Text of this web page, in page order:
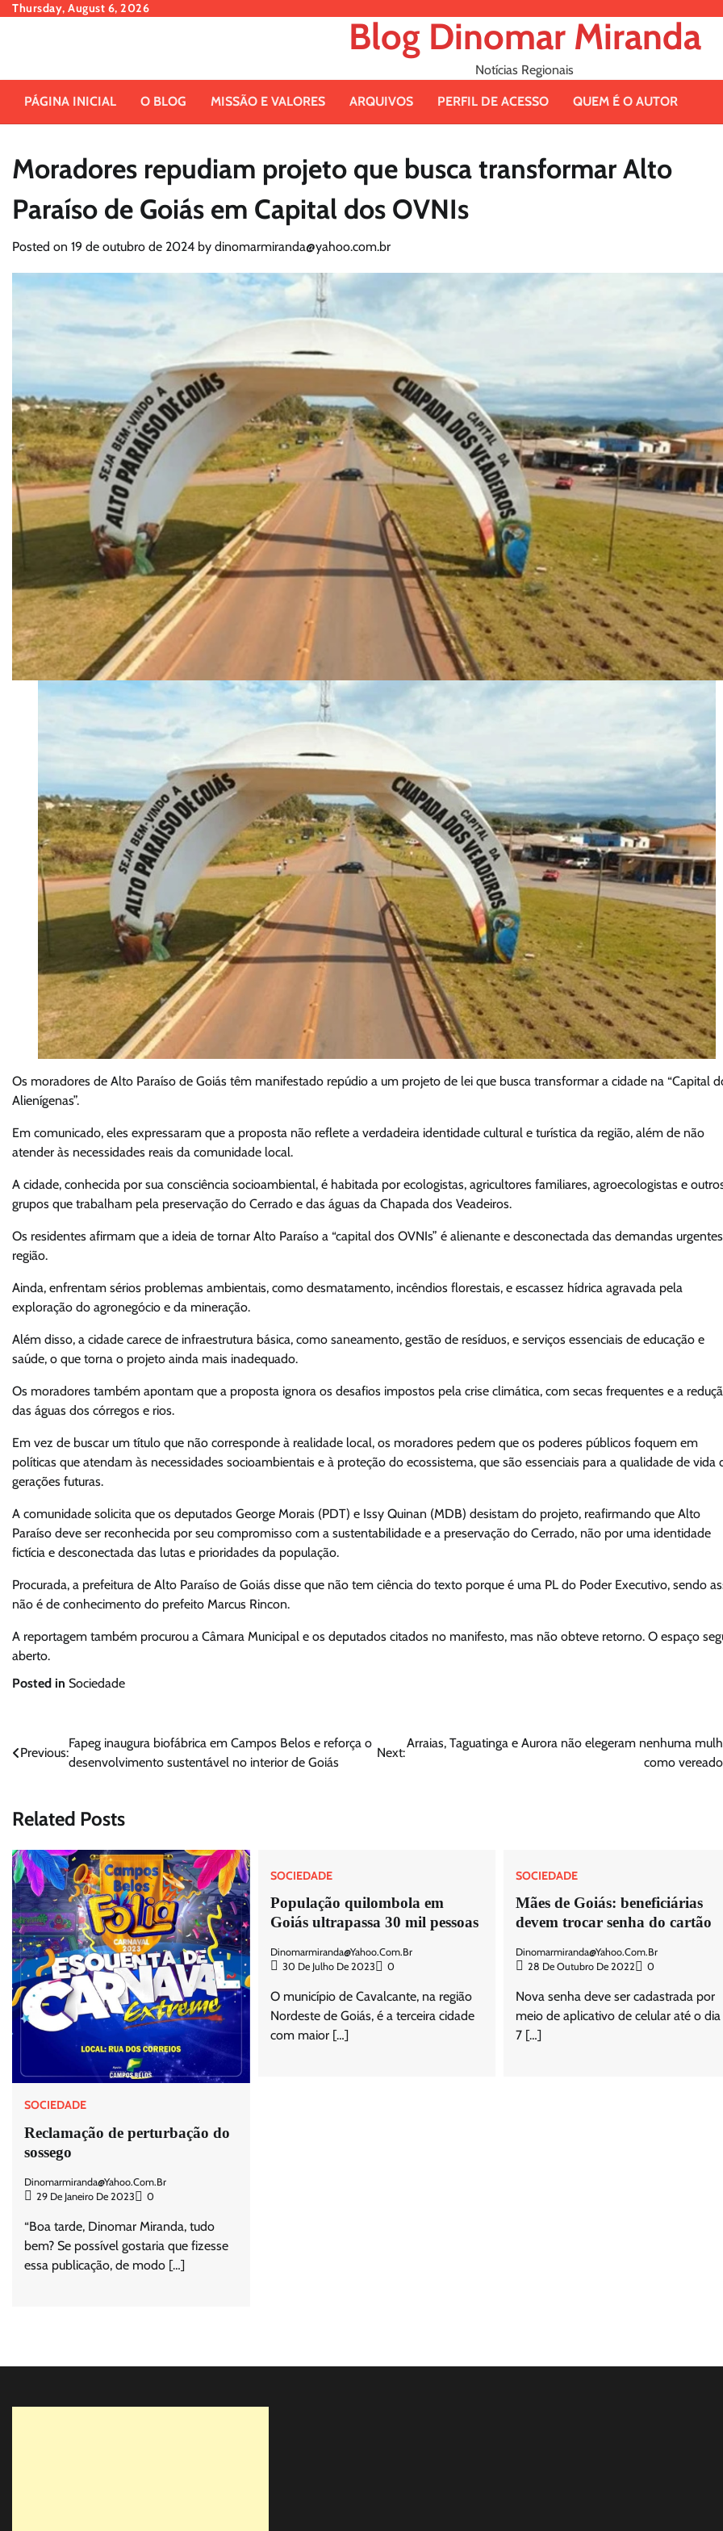
SkipThursday, August 6, 2026
Blog Dinomar Miranda
Notícias Regionais
PÁGINA INICIAL O BLOG MISSÃO E VALORES ARQUIVOS PERFIL DE ACESSO QUEM É O AUTOR
Moradores repudiam projeto que busca transformar Alto
Paraíso de Goiás em Capital dos OVNIs
Posted on 19 de outubro de 2024 by dinomarmiranda@yahoo.com.br
Os moradores de Alto Paraíso de Goiás têm manifestado repúdio a um projeto de lei que busca transformar a cidade na “Capital
Alienígenas”.
Em comunicado, eles expressaram que a proposta não reflete a verdadeira identidade cultural e turística da região, além de não
atender às necessidades reais da comunidade local.
A cidade, conhecida por sua consciência socioambiental, é habitada por ecologistas, agricultores familiares, agroecologistas e
grupos que trabalham pela preservação do Cerrado e das águas da Chapada dos Veadeiros.
Os residentes afirmam que a ideia de tornar Alto Paraíso a “capital dos OVNIs” é alienante e desconectada das demandas
região.
Ainda, enfrentam sérios problemas ambientais, como desmatamento, incêndios florestais, e escassez hídrica agravada pela
exploração do agronegócio e da mineração.
Além disso, a cidade carece de infraestrutura básica, como saneamento, gestão de resíduos, e serviços essenciais de educação e
saúde, o que torna o projeto ainda mais inadequado.
Os moradores também apontam que a proposta ignora os desafios impostos pela crise climática, com secas frequentes e a
das águas dos córregos e rios.
Em vez de buscar um título que não corresponde à realidade local, os moradores pedem que os poderes públicos foquem em
políticas que atendam às necessidades socioambientais e à proteção do ecossistema, que são essenciais para a qualidade de vida
gerações futuras.
A comunidade solicita que os deputados George Morais (PDT) e Issy Quinan (MDB) desistam do projeto, reafirmando que Alto
Paraíso deve ser reconhecida por seu compromisso com a sustentabilidade e a preservação do Cerrado, não por uma identidade
fictícia e desconectada das lutas e prioridades da população.
Procurada, a prefeitura de Alto Paraíso de Goiás disse que não tem ciência do texto porque é uma PL do Poder Executivo, sendo
não é de conhecimento do prefeito Marcus Rincon.
A reportagem também procurou a Câmara Municipal e os deputados citados no manifesto, mas não obteve retorno. O espaço
aberto.
Posted in Sociedade
Navegação
Previous:
Fapeg inaugura biofábrica em Campos Belos e reforça o
desenvolvimento sustentável no interior de Goiás
Next:
Arraias, Taguatinga e Aurora não elegeram nenhuma
como
Related Posts
SOCIEDADE
Reclamação de perturbação do
sossego
Dinomarmiranda@yahoo.com.br
29 De Janeiro De 2023
0
“Boa tarde, Dinomar Miranda, tudo
bem? Se possível gostaria que fizesse
essa publicação, de modo […]
SOCIEDADE
População quilombola em
Goiás ultrapassa 30 mil pessoas
Dinomarmiranda@yahoo.com.br
30 De Julho De 2023
0
O município de Cavalcante, na região
Nordeste de Goiás, é a terceira cidade
com maior […]
SOCIEDADE
Mães de Goiás: beneficiárias
devem trocar senha do cartão
Dinomarmiranda@yahoo.com.br
28 De Outubro De 2022
0
Nova senha deve ser cadastrada por
meio de aplicativo de celular até o dia
7 […]